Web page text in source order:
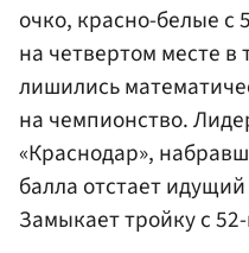
очко, красно-белые с
на четвертом месте
лишились
на чемпионство.
«Краснодар»,
балла отстает
Замыкает тройку с